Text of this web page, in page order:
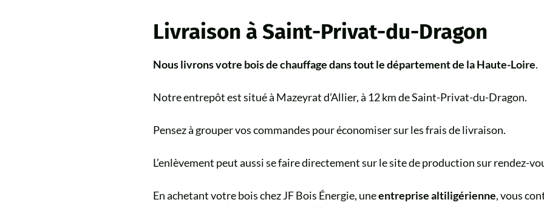
Livraison à Saint-Privat-du-Dragon
Nous livrons votre bois de chauffage dans tout le département de la Haute-Loire.
Notre entrepôt est situé à Mazeyrat d’Allier, à 12 km de Saint-Privat-du-Dragon.
Pensez à grouper vos commandes pour économiser sur les frais de livraison.
L’enlèvement peut aussi se faire directement sur le site de production sur rendez-
En achetant votre bois chez JF Bois Énergie, uneentreprise altiligérienne, vous